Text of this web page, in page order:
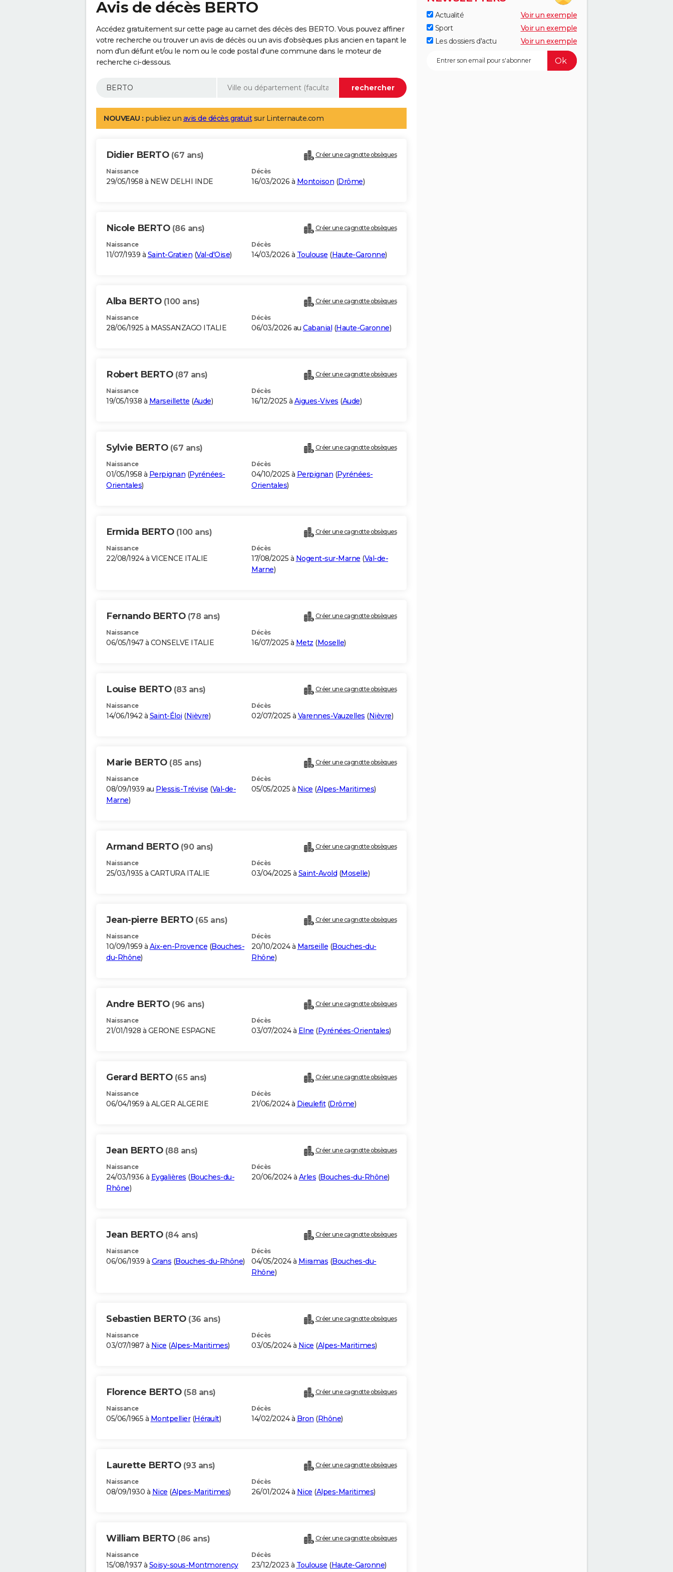
Avis de décès BERTO
Accédez gratuitement sur cette page au carnet des décès des BERTO. Vous pouvez affiner
votre recherche ou trouver un avis de décès ou un avis d'obsèques plus ancien en tapant le
nom d'un défunt et/ou le nom ou le code postal d'une commune dans le moteur de
recherche ci-dessous.
NOUVEAU : publiez un avis de décès gratuitsur Linternaute.com
Didier BERTO (67 ans) Créer une cagnotte obsèques
Naissance
29/05/1958 à NEW DELHI INDE
Décès
16/03/2026 à Montoison (Drôme)
Nicole BERTO (86 ans) Créer une cagnotte obsèques
Naissance
11/07/1939 à Saint-Gratien (Val-d'Oise)
Décès
14/03/2026 à Toulouse (Haute-Garonne)
Alba BERTO (100 ans) Créer une cagnotte obsèques
Naissance
28/06/1925 à MASSANZAGO ITALIE
Décès
06/03/2026 au Cabanial (Haute-Garonne)
Robert BERTO (87 ans) Créer une cagnotte obsèques
Naissance
19/05/1938 à Marseillette (Aude)
Décès
16/12/2025 à Aigues-Vives (Aude)
Sylvie BERTO (67 ans) Créer une cagnotte obsèques
Naissance
01/05/1958 à Perpignan (Pyrénées-
Orientales)
Décès
04/10/2025 à Perpignan (Pyrénées-
Orientales)
Ermida BERTO (100 ans) Créer une cagnotte obsèques
Naissance
22/08/1924 à VICENCE ITALIE
Décès
17/08/2025 à Nogent-sur-Marne (Val-de-
Marne)
Fernando BERTO (78 ans) Créer une cagnotte obsèques
Naissance
06/05/1947 à CONSELVE ITALIE
Décès
16/07/2025 à Metz (Moselle)
Louise BERTO (83 ans) Créer une cagnotte obsèques
Naissance
14/06/1942 à Saint-Éloi (Nièvre)
Décès
02/07/2025 à Varennes-Vauzelles (Nièvre)
Marie BERTO (85 ans) Créer une cagnotte obsèques
Naissance
08/09/1939 au Plessis-Trévise (Val-de-
Marne)
Décès
05/05/2025 à Nice (Alpes-Maritimes)
Armand BERTO (90 ans) Créer une cagnotte obsèques
Naissance
25/03/1935 à CARTURA ITALIE
Décès
03/04/2025 à Saint-Avold (Moselle)
Jean-pierre BERTO (65 ans) Créer une cagnotte obsèques
Naissance
10/09/1959 à Aix-en-Provence (Bouches-
du-Rhône)
Décès
20/10/2024 à Marseille (Bouches-du-
Rhône)
Andre BERTO (96 ans) Créer une cagnotte obsèques
Naissance
21/01/1928 à GERONE ESPAGNE
Décès
03/07/2024 à Elne (Pyrénées-Orientales)
Gerard BERTO (65 ans) Créer une cagnotte obsèques
Naissance
06/04/1959 à ALGER ALGERIE
Décès
21/06/2024 à Dieulefit(Drôme)
Jean BERTO (88 ans) Créer une cagnotte obsèques
Naissance
24/03/1936 à Eygalières (Bouches-du-
Rhône)
Décès
20/06/2024 à Arles (Bouches-du-Rhône)
Jean BERTO (84 ans) Créer une cagnotte obsèques
Naissance
06/06/1939 à Grans (Bouches-du-Rhône)
Décès
04/05/2024 à Miramas (Bouches-du-
Rhône)
Sebastien BERTO (36 ans) Créer une cagnotte obsèques
Naissance
03/07/1987 à Nice (Alpes-Maritimes)
Décès
03/05/2024 à Nice (Alpes-Maritimes)
Florence BERTO (58 ans) Créer une cagnotte obsèques
Naissance
05/06/1965 à Montpellier(Hérault)
Décès
14/02/2024 à Bron (Rhône)
Laurette BERTO (93 ans) Créer une cagnotte obsèques
Naissance
08/09/1930 à Nice (Alpes-Maritimes)
Décès
26/01/2024 à Nice (Alpes-Maritimes)
William BERTO (86 ans) Créer une cagnotte obsèques
Naissance
15/08/1937 à Soisy-sous-Montmorency
Décès
23/12/2023 à Toulouse (Haute-Garonne)
Actualité
Voir un exemple
Sport
Voir un exemple
Les dossiers d'actu
Voir un exemple